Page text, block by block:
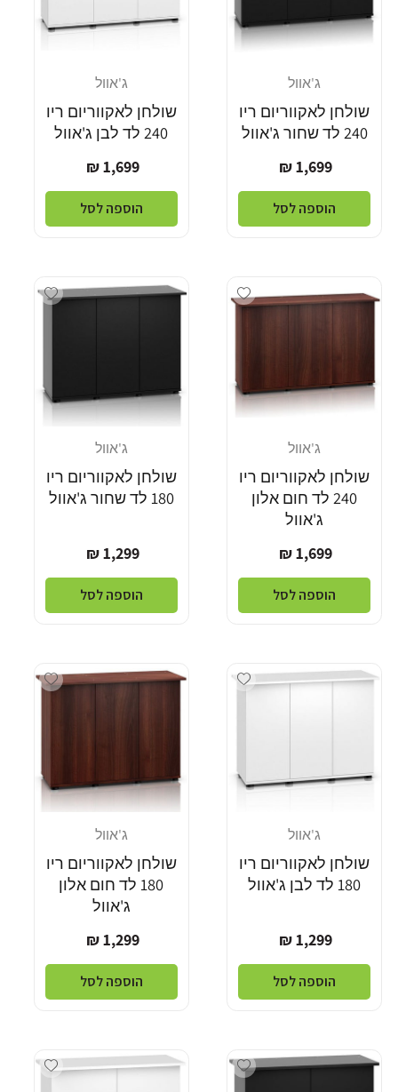
ג'אוול
שולחן לאקווריום ריו
240 לד שחור ג'אוול
מחיר
רגיל
1,699 ₪
הוספה לסל
ג'אוול
שולחן לאקווריום ריו
240 לד לבן ג'אוול
מחיר
רגיל
1,699 ₪
הוספה לסל
Add wishlist
ג'אוול
שולחן לאקווריום ריו
240 לד חום אלון
ג'אוול
מחיר
רגיל
1,699 ₪
הוספה לסל
wishlist
ג'אוול
שולחן לאקווריום ריו
180 לד שחור ג'אוול
מחיר
רגיל
1,299 ₪
הוספה לסל
Add wishlist
ג'אוול
שולחן לאקווריום ריו
180 לד לבן ג'אוול
מחיר
רגיל
1,299 ₪
הוספה לסל
wishlist
ג'אוול
שולחן לאקווריום ריו
180 לד חום אלון
ג'אוול
מחיר
רגיל
1,299 ₪
הוספה לסל
Add wishlist
wishlist